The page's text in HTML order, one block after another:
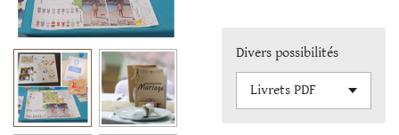
Divers possibilités